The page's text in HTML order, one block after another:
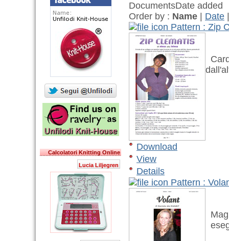
Calcolatori Knitting Online
Lucia Liljegren
DocumentsDate added
Order by : Name Date
Pattern : Zip
Download
View
Details
Pattern :